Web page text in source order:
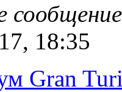
сообщение
18:35
Gran